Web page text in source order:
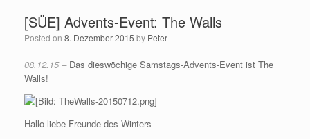
[SÜE] Advents-Event: The Walls
Posted on 8. Dezember 2015 by Peter
08.12.15 –Das dieswöchige Samstags-Advents-Event ist The
Walls!
Hallo liebe Freunde des Winters